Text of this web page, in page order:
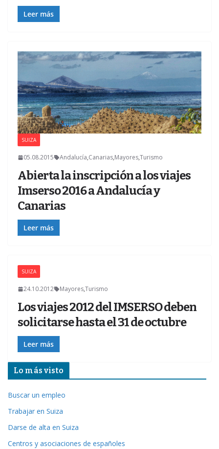
Leer más
SUIZA
05.08.2015 Andalucía,Canarias,Mayores,Turismo
Abierta la inscripción a los viajes
Imserso 2016 a Andalucía y
Canarias
Leer más
SUIZA
24.10.2012 Mayores,Turismo
Los viajes 2012 del IMSERSO deben
solicitarse hasta el 31 de octubre
Leer más
Lo más visto
Buscar un empleo
Trabajar en Suiza
Darse de alta en Suiza
Centros y asociaciones de españoles